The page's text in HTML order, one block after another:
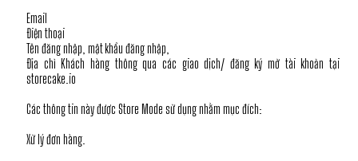
Email
Điện thoại
Tên đăng nhập, mật khẩu đăng nhập,
Địa chỉ Khách hàng thông qua các giao dịch/ đăng ký mở tài khoản tại
storecake.io
Các thông tin này được Store Mode sử dụng nhằm mục đích:
Xử lý đơn hàng.